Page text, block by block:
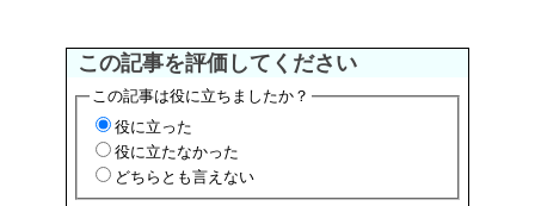
この記事を評価してください
この記事は役に立ちましたか？
役に立った
役に立たなかった
どちらとも言えない